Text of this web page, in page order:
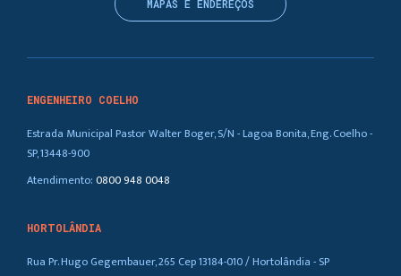
ENGENHEIRO COELHO
Estrada Municipal Pastor Walter Boger, S/N - Lagoa Bonita, Eng. Coelho -
SP, 13448-900
Atendimento:0800 948 0048
HORTOLÂNDIA
Rua Pr. Hugo Gegembauer, 265 Cep 13184-010 / Hortolândia - SP
MAPAS E ENDEREÇOS